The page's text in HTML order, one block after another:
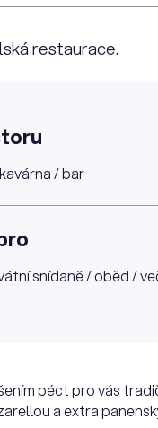
restaurace.
/ bar
snídaně / oběd /
péct pro vás
a extra